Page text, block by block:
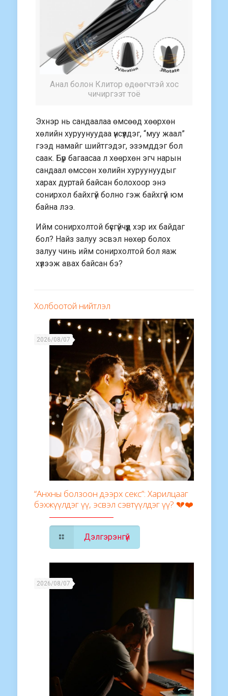
Анал болон Клитор өдөөгчтэй хос
чичиргээт тоё
Эхнэр нь сандаалаа өмсөөд хөөрхөн
хөлийн хуруунуудаа үнсүүлдэг, “муу жаал”
гээд намайг шийтгэдэг, эзэмддэг бол
саак. Бүр багаасаа л хөөрхөн эгч нарын
сандаал өмссөн хөлийн хуруунуудыг
харах дуртай байсан болохоор энэ
сонирхол байхгүй болно гэж байхгүй юм
байна лээ.
Ийм сонирхолтой бүсгүйчүүд хэр их байдаг
бол? Найз залуу эсвэл нөхөр болох
залуу чинь ийм сонирхолтой бол яаж
хүлээж авах байсан бэ?
Холбоотой нийтлэл
2026/08/07
“Анхны болзоон дээрх секс”: Харилцааг
бэхжүүлдэг үү, эсвэл сэвтүүлдэг үү? 💔❤️
Дэлгэрэнгүй
2026/08/07